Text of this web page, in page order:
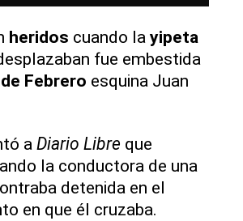
heridos cuando la yipeta
fue embestida
Febrero esquina Juan
a Diario Libre que
la conductora de una
detenida en el
en que él cruzaba.